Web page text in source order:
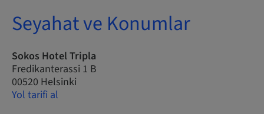
Seyahat ve Konumlar
Sokos Hotel Tripla
Fredikanterassi 1 B
00520 Helsinki
Yol tarifi al